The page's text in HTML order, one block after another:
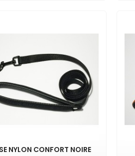
NYLON CONFORT NOIRE